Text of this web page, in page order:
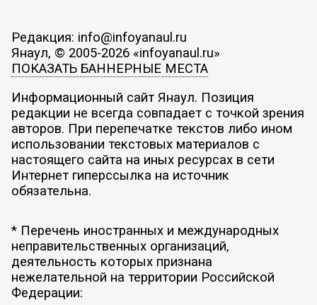
Редакция: info@infoyanaul.ru
Янаул, © 2005-2026 «infoyanaul.ru»
ПОКАЗАТЬ БАННЕРНЫЕ МЕСТА
Информационный сайт Янаул. Позиция
редакции не всегда совпадает с точкой зрения
авторов. При перепечатке текстов либо ином
использовании текстовых материалов с
настоящего сайта на иных ресурсах в сети
Интернет гиперссылка на источник
обязательна.
* Перечень иностранных и международных
неправительственных организаций,
деятельность которых признана
нежелательной на территории Российской
Федерации: